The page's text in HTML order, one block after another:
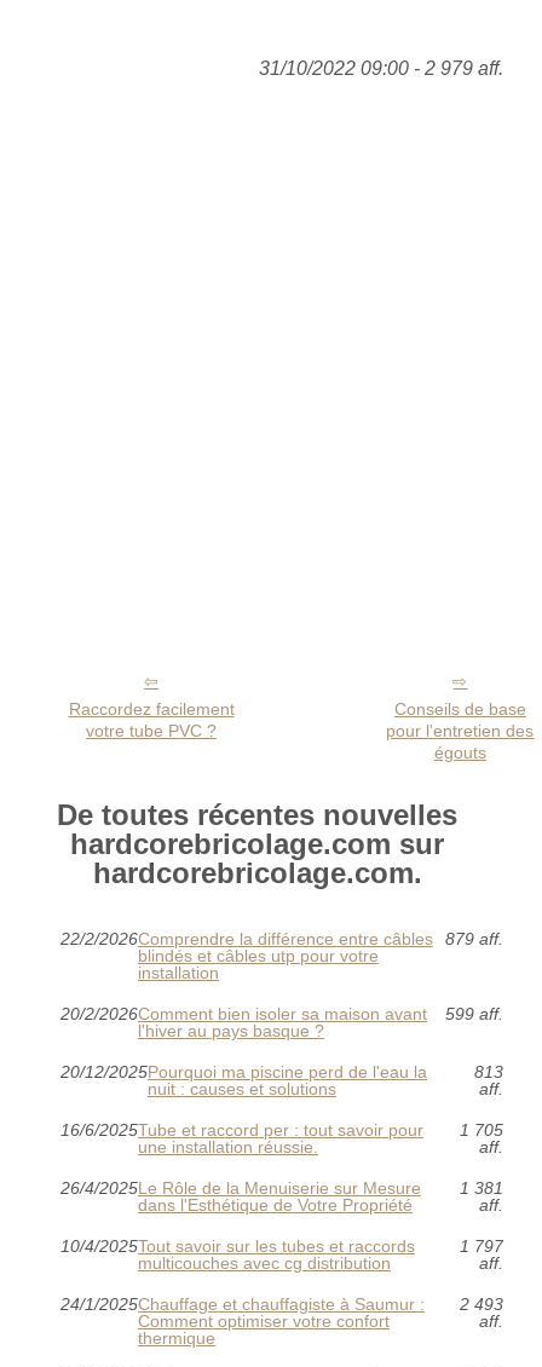
31/10/2022 09:00 - 2 979 aff.
Raccordez facilement
votre tube PVC ?
Conseils de base
pour l'entretien des
égouts
De toutes récentes nouvelles
hardcorebricolage.com sur
hardcorebricolage.com.
22/2/2026Comprendre la différence entre câbles
blindés et câbles utp pour votre
installation
879 aff.
20/2/2026Comment bien isoler sa maison avant
l'hiver au pays basque ?
599 aff.
20/12/2025Pourquoi ma piscine perd de l'eau la
nuit : causes et solutions
813
aff.
16/6/2025Tube et raccord per : tout savoir pour
une installation réussie.
1 705
aff.
26/4/2025Le Rôle de la Menuiserie sur Mesure
dans l'Esthétique de Votre Propriété
1 381
aff.
10/4/2025Tout savoir sur les tubes et raccords
multicouches avec cg distribution
1 797
aff.
24/1/2025Chauffage et chauffagiste à Saumur :
Comment optimiser votre confort
thermique
2 493
aff.